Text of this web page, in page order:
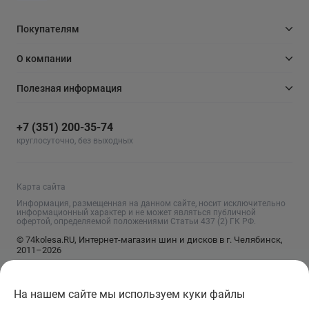
Покупателям
О компании
Полезная информация
+7 (351) 200-35-74
круглосуточно, без выходных
Карта сайта
Информация, размещенная на данном сайте, носит исключительно
информационный характер и не может являться публичной
офертой, определяемой положениями Статьи 437 (2) ГК РФ.
© 74kolesa.RU, Интернет-магазин шин и дисков в г. Челябинск,
2011–2026
На нашем сайте мы используем куки файлы